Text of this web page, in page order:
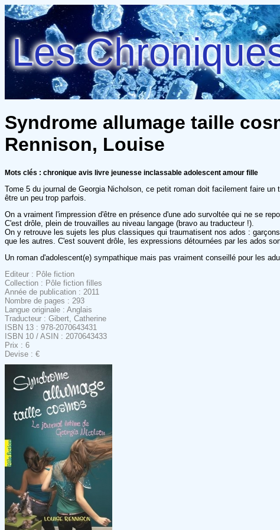
Les
Syndrome allumage taille
Rennison, Louise
Mots clés : chronique avis livre jeunesse inclassable adolescent amour fille
Tome 5 du journal de Georgia Nicholson, ce petit roman doit facilement faire
être un peu trop parfois.
On a vraiment l'impression d'être en présence d'une ado survoltée qui ne se
C'est drôle, plein de trouvailles au niveau langage (bravo au traducteur !).
On y retrouve les sujets les plus classiques qui traumatisent nos ados :
que les autres. C'est souvent drôle, les expressions détournées par les ados
Un roman d'adolescent(e) sympathique mais pas vraiment conseillé pour les
Editeur : Pôle fiction
Collection : Pôle fiction filles
Année de publication : 2011
Nombre de pages : 293
Langue originale : Anglais
Traducteur : Gibert, Catherine
ISBN 13 : 978-2070643431
ISBN 10 / ASIN : 2070643433
Prix : 6
Devise : €